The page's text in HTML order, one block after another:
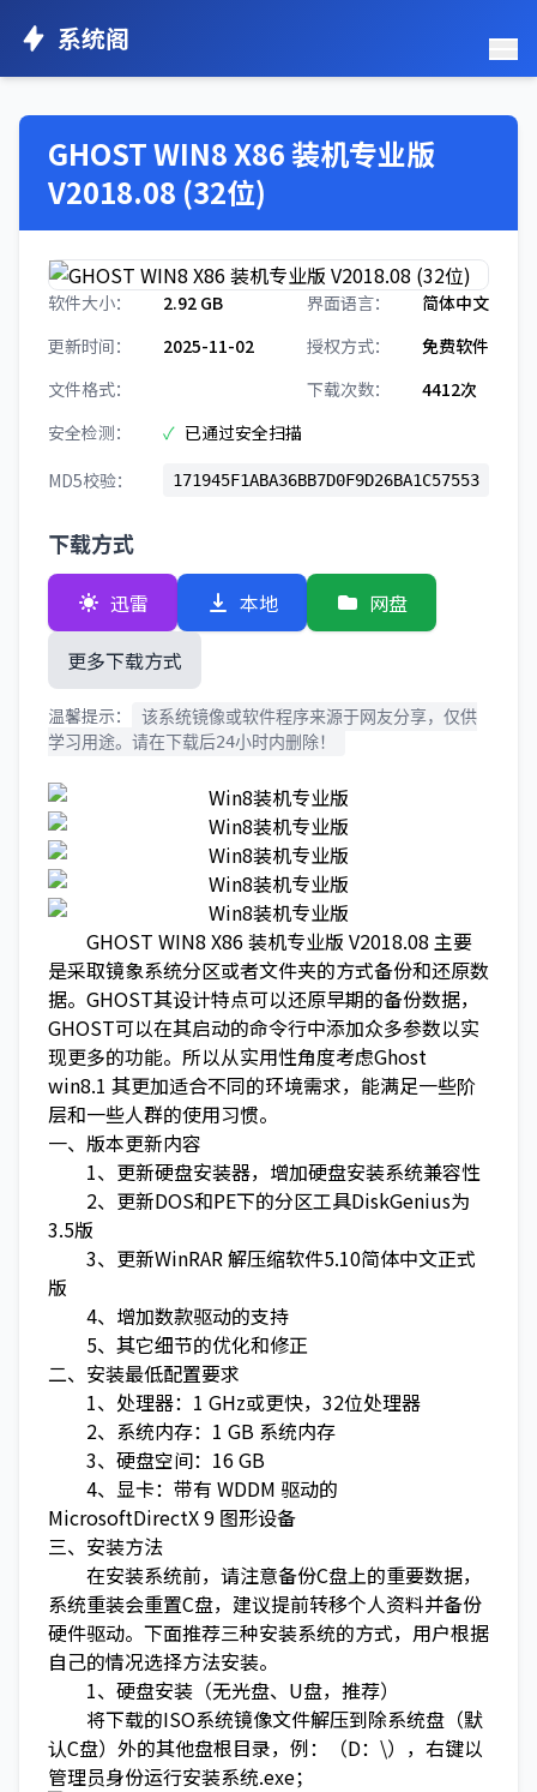
系统阁
GHOST WIN8 X86 装机专业版
V2018.08 (32位)
软件大小： 2.92 GB 界面语言：
简体中文
更新时间：
2025-11-02 授权方式：
免费软件
文件格式：
下载次数：
4412次
安全检测：
✓ 已通过安全扫描
MD5校验：
171945F1ABA36BB7D0F9D26BA1C57553
下载方式
迅雷 本地
网盘
更多下载方式
温馨提示：
该系统镜像或软件程序来源于网友分享，仅供
学习用途。请在下载后24小时内删除！
GHOST WIN8 X86 装机专业版 V2018.08 主要
是采取镜象系统分区或者文件夹的方式备份和还原数
据。GHOST其设计特点可以还原早期的备份数据，
GHOST可以在其启动的命令行中添加众多参数以实
现更多的功能。所以从实用性角度考虑Ghost
win8.1 其更加适合不同的环境需求，能满足一些阶
层和一些人群的使用习惯。
一、版本更新内容
1、更新硬盘安装器，增加硬盘安装系统兼容性
2、更新DOS和PE下的分区工具DiskGenius为
3.5版
3、更新WinRAR 解压缩软件5.10简体中文正式
版
4、增加数款驱动的支持
5、其它细节的优化和修正
二、安装最低配置要求
1、处理器：1 GHz或更快，32位处理器
2、系统内存：1 GB 系统内存
3、硬盘空间：16 GB
4、显卡：带有 WDDM 驱动的
MicrosoftDirectX 9 图形设备
三、安装方法
在安装系统前，请注意备份C盘上的重要数据，
系统重装会重置C盘，建议提前转移个人资料并备份
硬件驱动。下面推荐三种安装系统的方式，用户根据
自己的情况选择方法安装。
1、硬盘安装（无光盘、U盘，推荐）
将下载的ISO系统镜像文件解压到除系统盘（默
认C盘）外的其他盘根目录，例：（D：\），右键以
管理员身份运行安装系统.exe；